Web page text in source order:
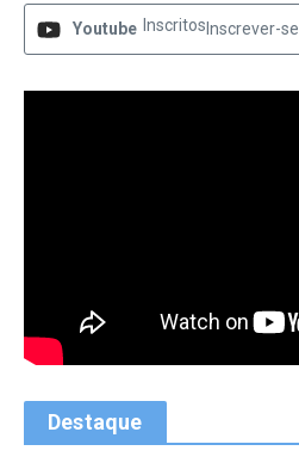
Youtube Inscritos Inscrever-se
Destaque